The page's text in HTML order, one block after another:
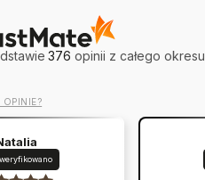
376 opinii z całego okresu
OPINIE?